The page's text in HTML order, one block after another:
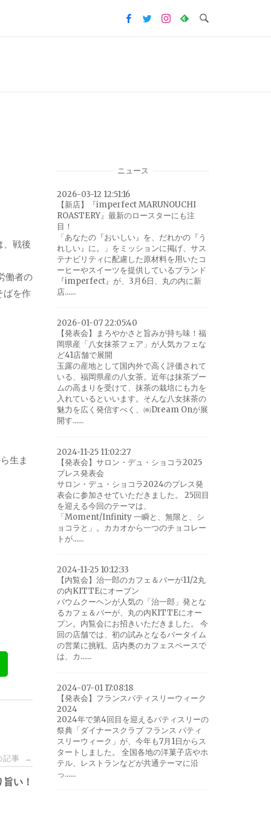
、戦後
働者の
ばを作
生ま
記事 →
い！
ニュース
2026-03-12 12:51:16
【新店】『imperfect MARUNOUCHI
ROASTERY』最新のロースターにも注
目！
「あなたの『おいしい』を、だれかの『う
れしい』に。」をミッションに掲げ、サス
テナビリティに配慮した原材料を用いたコ
ーヒーやスイーツを提供しているブランド
『imperfect』が、3月6日、丸の内に新
店......
2026-01-07 22:05:40
【発表会】まろやかさと旨みが持ち味！福
岡県産「八女抹茶フェア」が人気カフェな
ど41店舗で展開
玉露の産地として国内外で高く評価されて
いる、福岡県産の八女茶。近年は抹茶ブー
ムの高まりを受けて、抹茶の栽培にも力を
入れているといいます。そんな八女抹茶の
魅力を広く発信すべく、㈱Dream Onが展
開す......
2024-11-25 11:02:27
【発表会】サロン・デュ・ショコラ2025
プレス発表会
サロン・デュ・ショコラ2024のプレス発
表会に参加させていただきました。 25回目
を迎える今回のテーマは、
「Moment/Infinity 一瞬と、無限と、シ
ョコラと」。カカオから一つのチョコレー
トが......
2024-11-25 10:12:33
【内覧会】治一郎のカフェ＆バーが11/2丸
の内KITTEにオープン
バウムクーヘンが人気の「治一郎」発とな
るカフェ＆バーが、丸の内KITTEにオー
プン。内覧会にお招きいただきました。 今
回の店舗では、初の試みとなるバータイム
の営業に挑戦。店内奥のカフェスペースで
は、カ......
2024-07-01 17:08:18
【発表会】フランスパティスリーウィーク
2024
2024年で第4回目を迎えるパティスリーの
祭典「ダイナースクラブ フランス パティ
スリーウィーク」が、今年も7月1日からス
タートしました。 全国各地の洋菓子店やホ
テル、レストランなどが共通テーマに沿
っ......